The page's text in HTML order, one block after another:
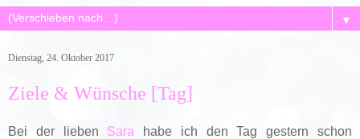
▼
Dienstag, 24. Oktober 2017
Ziele & Wünsche [Tag]
Bei der lieben Sara habe ich den Tag gestern schon